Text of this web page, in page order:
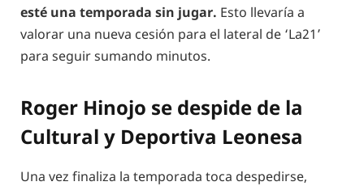
esté una temporada sin jugar. Esto llevaría a
valorar una nueva cesión para el lateral de ‘La21’
para seguir sumando minutos.
Roger Hinojo se despide de la
Cultural y Deportiva Leonesa
Una vez finaliza la temporada toca despedirse,